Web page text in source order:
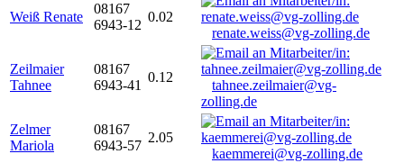
Weiß Renate
08167
6943-12
0.02
renate.weiss@vg-zolling.de
Zeilmaier
Tahnee
08167
6943-41
0.12
tahnee.zeilmaier@vg-
zolling.de
Zelmer
Mariola
08167
6943-57
2.05
kaemmerei@vg-zolling.de